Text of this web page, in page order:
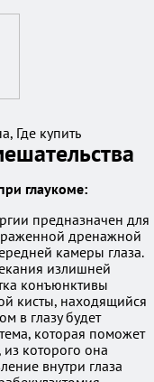
Где купить
глаукоме:
предназначен для
дренажной
камеры глаза.
излишней
конъюнктивы
кисты, находящийся
в глазу будет
которая поможет
которого она
внутри глаза